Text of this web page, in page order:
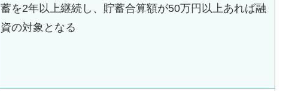
蓄を2年以上継続し、貯蓄合算額が50万円以上あれば融
資の対象となる